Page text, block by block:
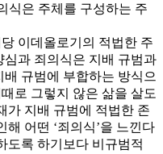
식은 주체를 구성하는 주
이데올로기의 적법한 주
과 죄의식은 지배 규범과
규범에 부합하는 방식으
로 그렇지 않은 삶을 살도
가 지배 규범에 적법한 존
어떤 ‘죄의식’을 느낀다
도록 하기보다 비규범적